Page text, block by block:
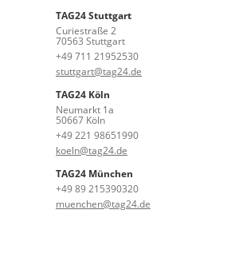
TAG24 Stuttgart
Curiestraße 2
70563 Stuttgart
+49 711 21952530
stuttgart@tag24.de
TAG24 Köln
Neumarkt 1a
50667 Köln
+49 221 98651990
koeln@tag24.de
TAG24 München
+49 89 215390320
muenchen@tag24.de